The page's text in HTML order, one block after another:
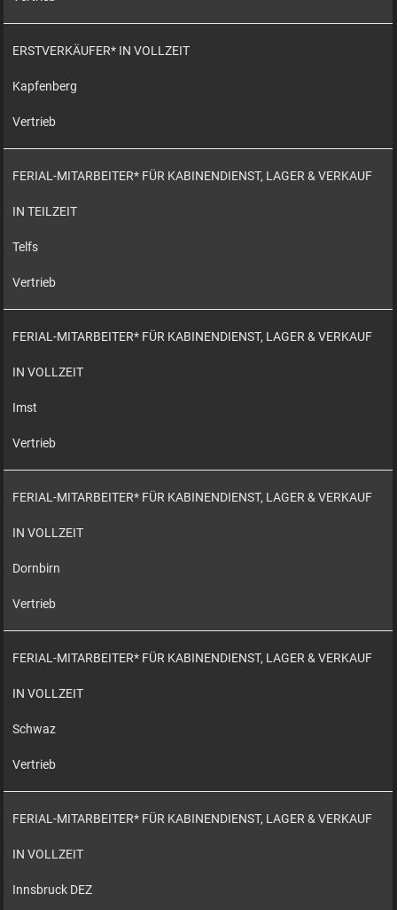
ERSTVERKÄUFER* IN VOLLZEIT
Kapfenberg
Vertrieb
FERIAL-MITARBEITER* FÜR KABINENDIENST, LAGER & VERKAUF
IN TEILZEIT
Telfs
Vertrieb
FERIAL-MITARBEITER* FÜR KABINENDIENST, LAGER & VERKAUF
IN VOLLZEIT
Imst
Vertrieb
FERIAL-MITARBEITER* FÜR KABINENDIENST, LAGER & VERKAUF
IN VOLLZEIT
Dornbirn
Vertrieb
FERIAL-MITARBEITER* FÜR KABINENDIENST, LAGER & VERKAUF
IN VOLLZEIT
Schwaz
Vertrieb
FERIAL-MITARBEITER* FÜR KABINENDIENST, LAGER & VERKAUF
IN VOLLZEIT
Innsbruck DEZ